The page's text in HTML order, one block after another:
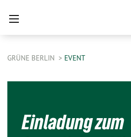
GRÜNE BERLIN EVENT
Einladung zum